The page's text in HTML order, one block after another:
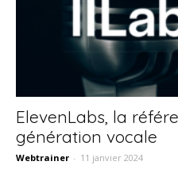
ElevenLabs, la
génération vocale
Webtrainer - 11 janvier 2024